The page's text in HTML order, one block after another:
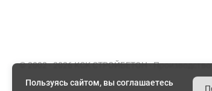
© 2002 - 2026 КСК СТРОЙБЕТОН -
Пользуясь сайтом, вы соглашаетесь